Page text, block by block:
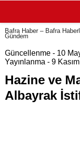
Bafra Haber – Bafra
Gündem
Güncellenme - 10
Yayınlanma - 9
Hazine ve
Albayrak